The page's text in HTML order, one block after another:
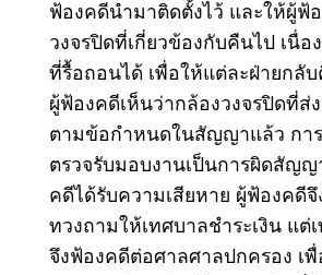
ฟ้องคดีนำมาติดตั้งไว้ และให้ผู้ฟ้
วงจรปิดที่เกี่ยวข้องกับคืนไป เนื่อ
ที่รื้อถอนได้ เพื่อให้แต่ละฝ่ายกลั
ผู้ฟ้องคดีเห็นว่ากล้องวงจรปิดที่ส่
ตามข้อกำหนดในสัญญาแล้ว กา
ตรวจรับมอบงานเป็นการผิดสัญญ
คดีได้รับความเสียหาย ผู้ฟ้องคดี
ทวงถามให้เทศบาลชำระเงิน แต่
จึงฟ้องคดีต่อศาลศาลปกครอง เ